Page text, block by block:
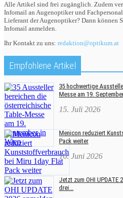
Alle Artikel sind frei zugänglich. Zudem
Infomail an Augenoptiker und
Lieferant der Augenoptiker? Dann können
Infomail anmelden.
Ihr Kontakt zu uns: redaktion@optikum.at
Empfohlene Artikel
35 hochwertige
Messe am 19.
15. Juli 2026
Menicon reduziert
Pack weiter
16. Juni 2026
Jetzt zum OHI UPDATE
drei...